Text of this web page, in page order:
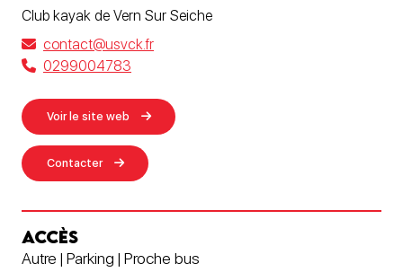
Club kayak de Vern Sur Seiche
contact@usvck.fr
0299004783
Voir le site web
Contacter
ACCÈS
Autre | Parking | Proche bus